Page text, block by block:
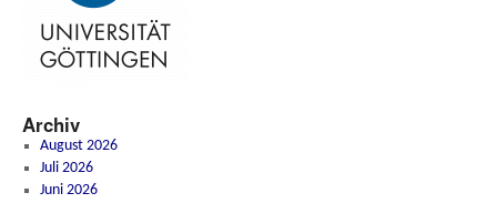
Archiv
August 2026
Juli 2026
Juni 2026